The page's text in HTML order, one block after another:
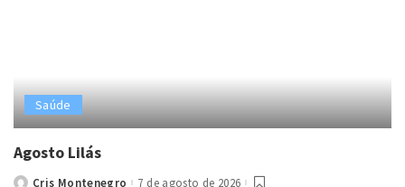
Saúde
Agosto Lilás
Cris Montenegro 7 de agosto de 2026